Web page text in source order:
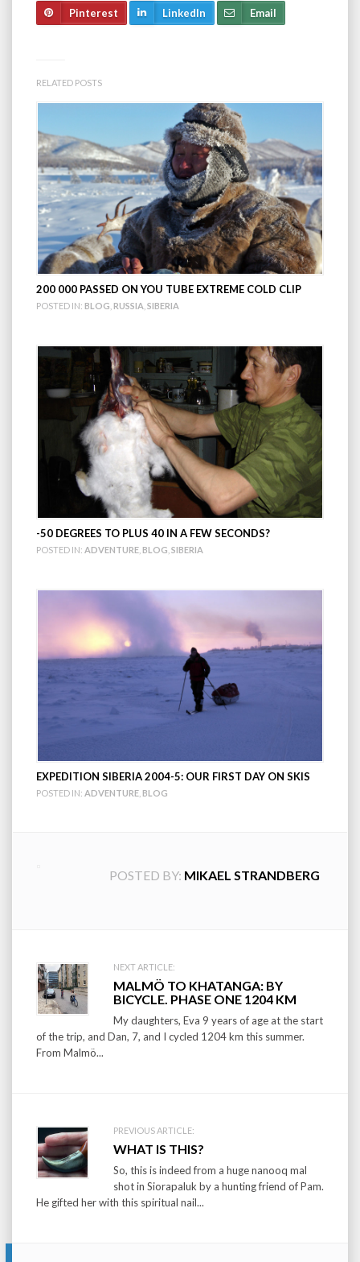
Pinterest LinkedIn Email
RELATED POSTS
200 000 PASSED ON YOU TUBE EXTREME COLD CLIP
POSTED IN: BLOG RUSSIA SIBERIA
-50 DEGREES TO PLUS 40 IN A FEW SECONDS?
POSTED IN: ADVENTURE BLOG SIBERIA
EXPEDITION SIBERIA 2004-5: OUR FIRST DAY ON SKIS
POSTED IN: ADVENTURE BLOG
POSTED BY: MIKAEL STRANDBERG
Post
navigation
NEXT ARTICLE:
MALMÖ TO KHATANGA: BY
BICYCLE. PHASE ONE 1204 KM
My daughters, Eva 9 years of age at the start
of the trip, and Dan, 7, and I cycled 1204 km this summer.
From Malmö...
PREVIOUS ARTICLE:
WHAT IS THIS?
So, this is indeed from a huge nanooq mal
shot in Siorapaluk by a hunting friend of Pam.
He gifted her with this spiritual nail...